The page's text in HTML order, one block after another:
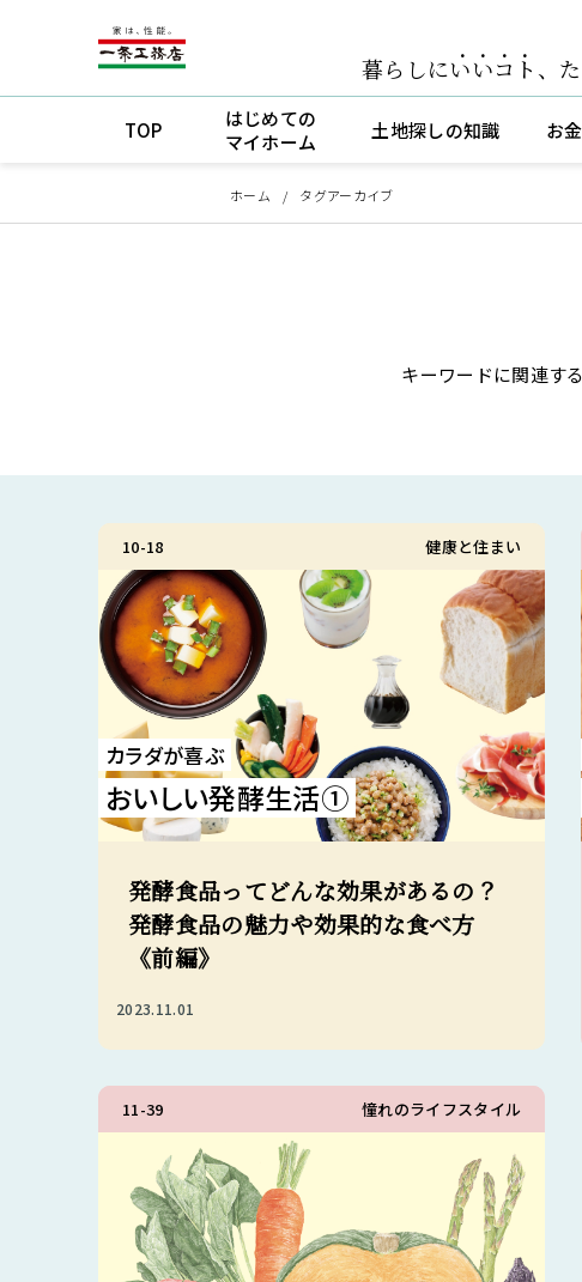
暮らしにいいコト 、
TOP
はじめての
マイホーム
土地探しの知識 お
ホーム タグアーカイブ
キーワードに関連す
10-18 健康と住まい
カラダが喜ぶ
おいしい発酵生活①
発酵食品ってどんな効果があるの？
発酵食品の魅力や効果的な食べ方
《前編》
2023.11.01
11-39 憧れのライフスタイル